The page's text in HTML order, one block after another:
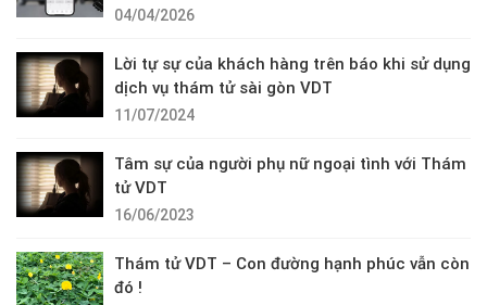
04/04/2026
Lời tự sự của khách hàng trên báo khi sử dụng
dịch vụ thám tử sài gòn VDT
11/07/2024
Tâm sự của người phụ nữ ngoại tình với Thám
tử VDT
16/06/2023
Thám tử VDT – Con đường hạnh phúc vẫn còn
đó !